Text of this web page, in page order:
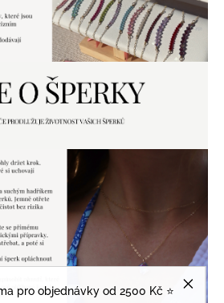
pro objednávky od 2500 Kč ⭐️